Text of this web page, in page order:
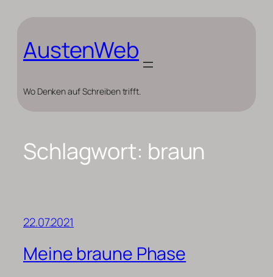
springen
AustenWeb
Wo Denken auf Schreiben trifft.
Schlagwort: braun
22.07.2021
Meine braune Phase